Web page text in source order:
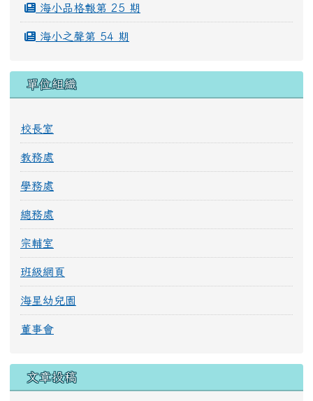
海小品格報第 25 期
海小之聲第 54 期
單位組織
校長室
教務處
學務處
總務處
宗輔室
班級網頁
海星幼兒園
董事會
文章投稿